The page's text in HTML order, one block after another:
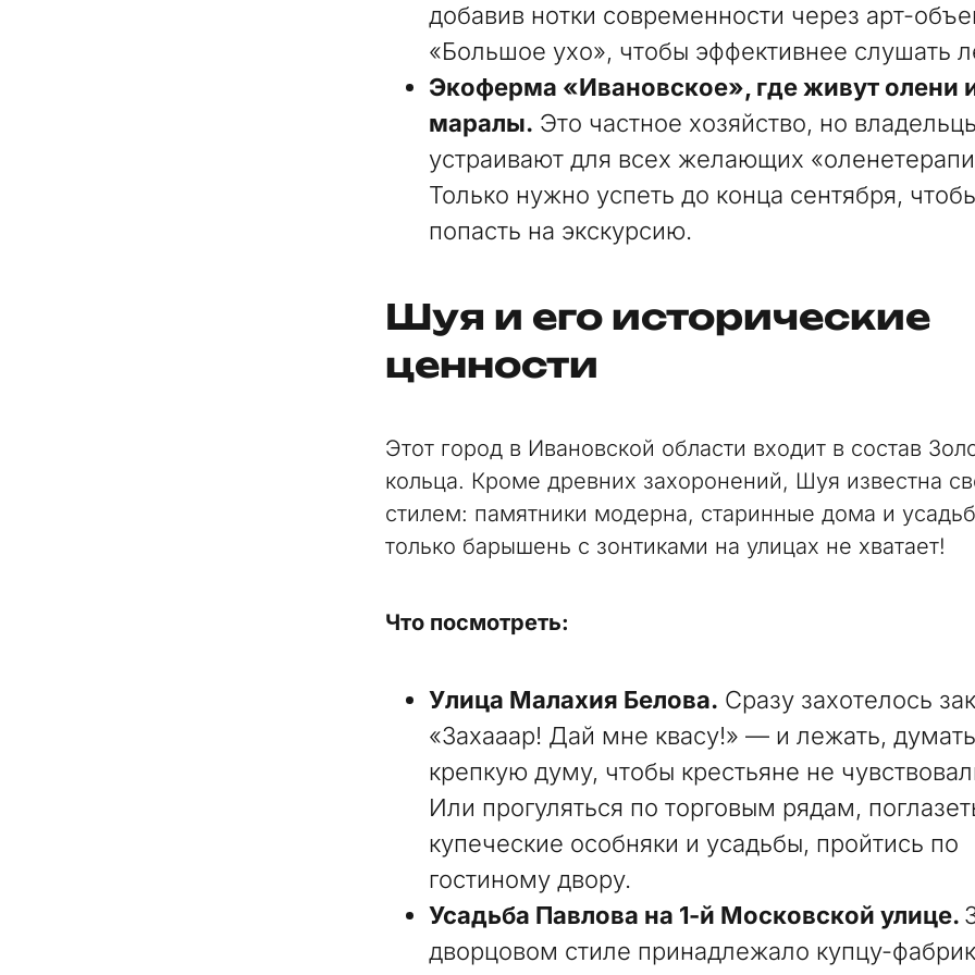
добавив нотки современности через арт-
«Большое ухо», чтобы эффективнее слушать
Экоферма «Ивановское», где живут олени
маралы. Это частное хозяйство, но
устраивают для всех желающих
Только нужно успеть до конца сентября,
попасть на экскурсию.
Шуя и его исторические
ценности
Этот город в Ивановской области входит в состав
кольца. Кроме древних захоронений, Шуя известна
стилем: памятники модерна, старинные дома и
только барышень с зонтиками на улицах не хватает!
Что посмотреть:
Улица Малахия Белова. Сразу захотелось
«Захааар! Дай мне квасу!» — и лежать, думать
крепкую думу, чтобы крестьяне не
Или прогуляться по торговым рядам,
купеческие особняки и усадьбы, пройтись по
гостиному двору.
Усадьба Павлова на 1-й Московской улице.
дворцовом стиле принадлежало купцу-